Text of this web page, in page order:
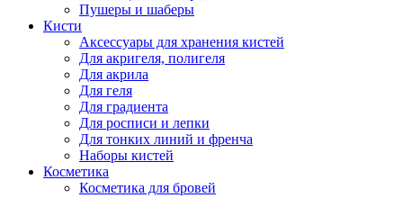
Пушеры и шаберы
Кисти
Аксессуары для хранения кистей
Для акригеля, полигеля
Для акрила
Для геля
Для градиента
Для росписи и лепки
Для тонких линий и френча
Наборы кистей
Косметика
Косметика для бровей